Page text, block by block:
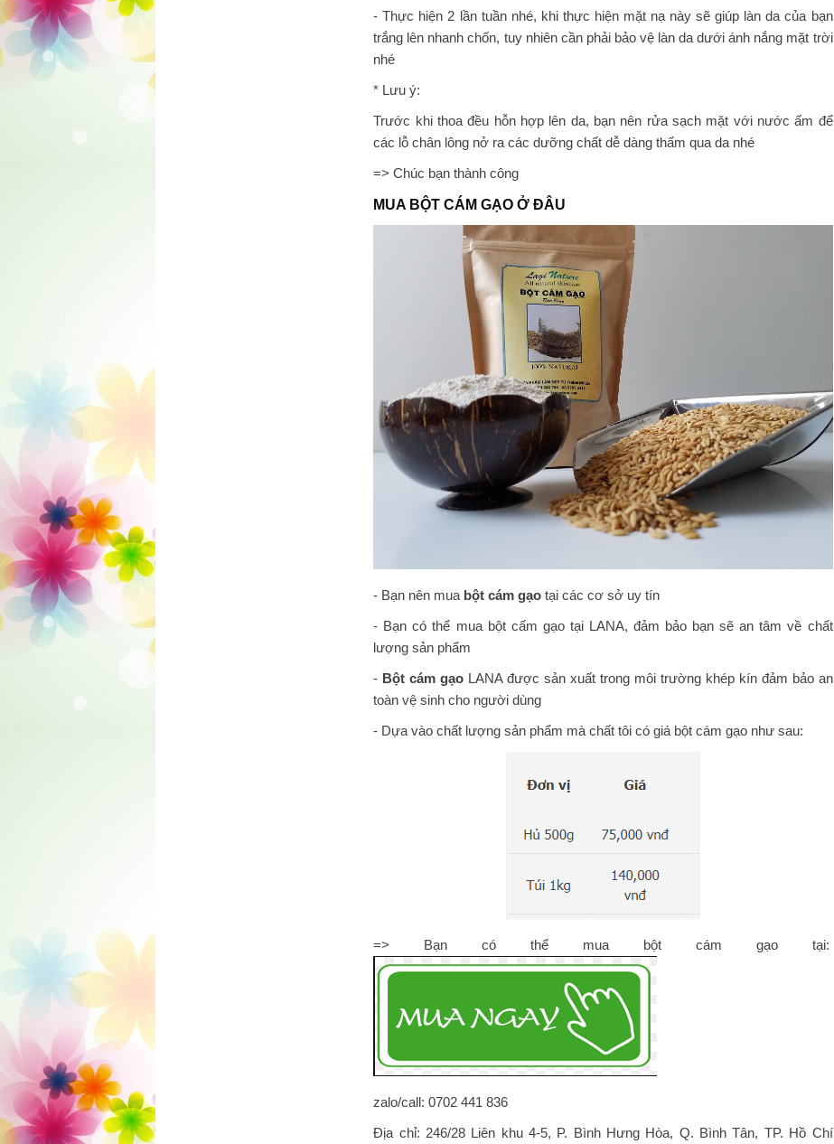
- Thực hiện 2 lần tuần nhé, khi thực hiện mặt nạ này sẽ giúp làn da của bạn
trắng lên nhanh chốn, tuy nhiên cần phải bảo vệ làn da dưới ánh nắng mặt trời
nhé
* Lưu ý:
Trước khi thoa đều hỗn hợp lên da, bạn nên rửa sạch mặt với nước ấm để
các lỗ chân lông nở ra các dưỡng chất dễ dàng thấm qua da nhé
=> Chúc bạn thành công
MUA BỘT CÁM GẠO Ở ĐÂU
- Bạn nên mua bột cám gạo tại các cơ sở uy tín
- Bạn có thể mua bột cấm gạo tại LANA, đảm bảo bạn sẽ an tâm về chất
lượng sản phẩm
- Bột cám gạo LANA được sản xuất trong môi trường khép kín đảm bảo an
toàn vệ sinh cho người dùng
- Dựa vào chất lượng sản phẩm mà chất tôi có giá bột cám gạo như sau:
=> Bạn có thể mua bột cám gạo tại:
zalo/call: 0702 441 836
Địa chỉ: 246/28 Liên khu 4-5, P. Bình Hưng Hòa, Q. Bình Tân, TP. Hồ Chí